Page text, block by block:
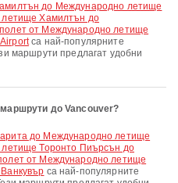
Хамилтън до
полет от Международно летище
са най-популярните
маршрути предлагат удобни
до Vancouver?
Торонто Пиърсън до
от Международно летище
са най-популярните